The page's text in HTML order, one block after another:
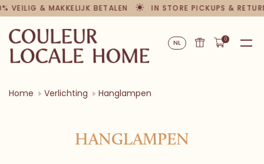
VEILIG & MAKKELIJK BETALEN IN STORE PICKUPS &
NL 0
Home Verlichting Hanglampen
HANGLAMPEN